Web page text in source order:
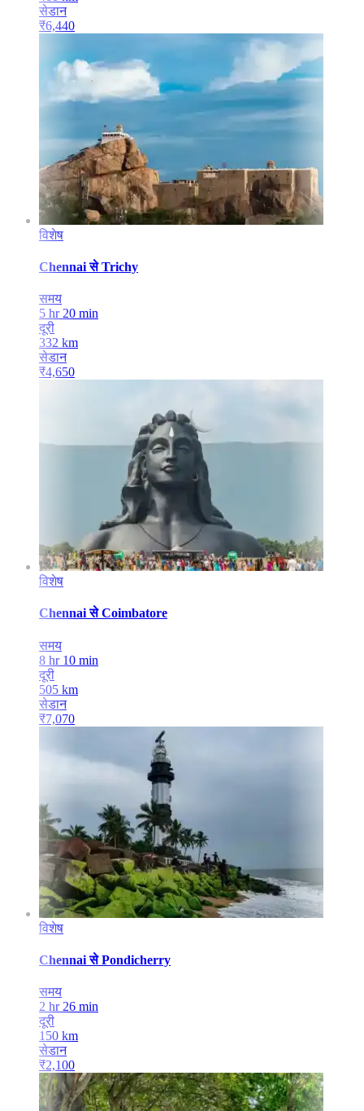
सेडान
₹6,440
विशेष
Chennai से Trichy
समय
5 hr 20 min
दूरी
332 km
सेडान
₹4,650
विशेष
Chennai से Coimbatore
समय
8 hr 10 min
दूरी
505 km
सेडान
₹7,070
विशेष
Chennai से Pondicherry
समय
2 hr 26 min
दूरी
150 km
सेडान
₹2,100